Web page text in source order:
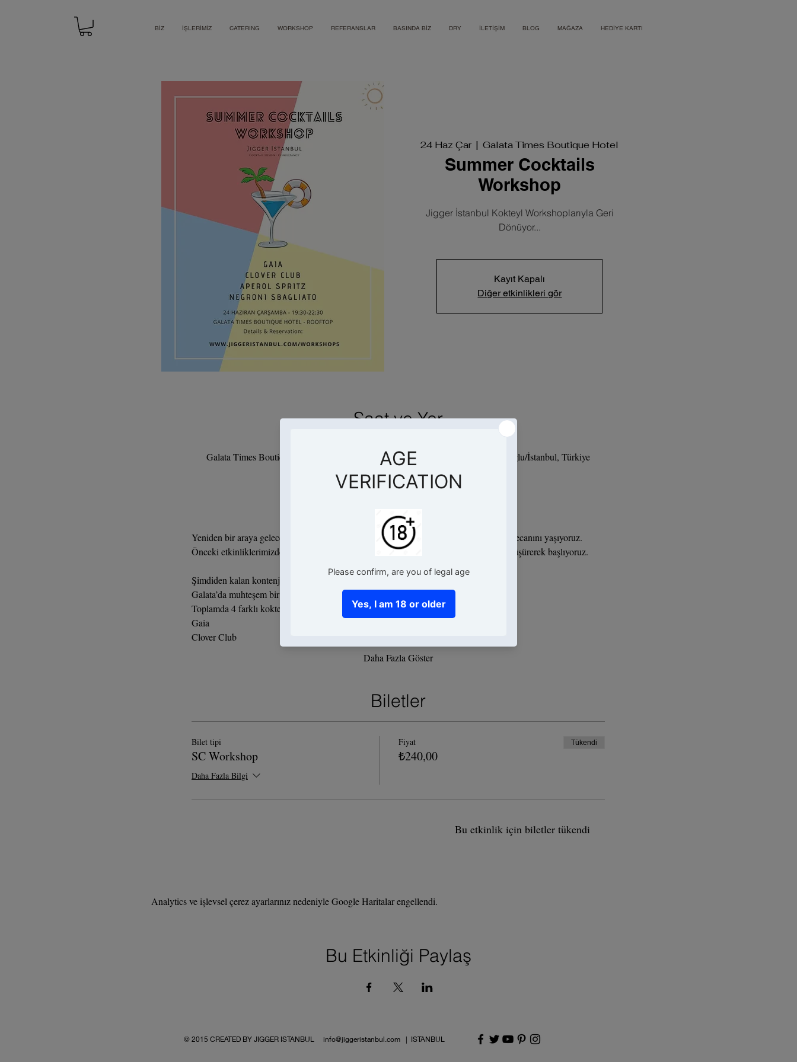
BİZ İŞLERİMİZ CATERING WORKSHOP REFERANSLAR BASINDA BİZ DRY İLETİŞİM BLOG MAĞAZA HEDİYE KARTI
24 Haz Çar
  |
Galata Times Boutique Hotel
Summer Cocktails
Workshop
Jigger İstanbul Kokteyl Workshoplarıyla Geri
Dönüyor...
Kayıt Kapalı
Diğer etkinlikleri gör
Saat ve Yer
Galata Times Boutique Hotel, Evliya Çelebi, Meşrutiyet Cd. No:106, 34430 Beyoğlu/İstanbul, Türkiye
Etkinlik hakkında
Yeniden bir araya gelecek olmanın, birlikte yeniden üretecek ve eğlenecek olmanın heyecanını yaşıyoruz.
Şimdiden kalan kontenjan 5.
Galata’da muhteşem bir terasta buluşuyoruz.
Toplamda 4 farklı kokteyl hazırlayıp tüketeceğiz, menümüz ise şöyle:
Gaia
Clover Club
Daha Fazla Göster
Biletler
Bilet tipi
SC Workshop
Daha Fazla Bilgi
Fiyat
₺240,00
Tükendi
Bu etkinlik için biletler tükendi
Analytics ve işlevsel çerez ayarlarınız nedeniyle Google Haritalar engellendi.
Bu Etkinliği Paylaş
© 2015 CREATED BY JIGGER ISTANBUL info@jiggeristanbul.com | ISTANBUL